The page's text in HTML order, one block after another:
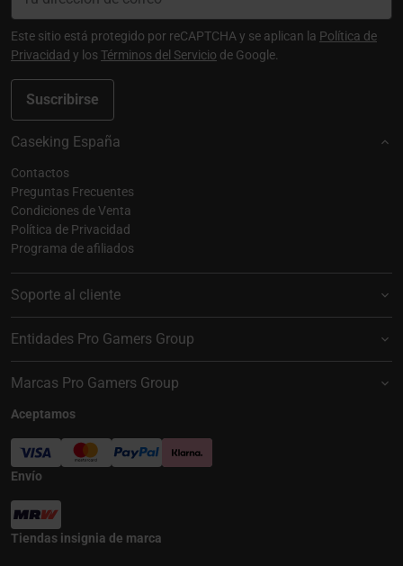
Suscribirse
Este sitio está protegido por reCAPTCHA y se aplican la Política de
Privacidad y losTérminos del Servicio de Google.
Caseking España
Contactos
Preguntas Frecuentes
Condiciones de Venta
Política de Privacidad
Programa de afiliados
Soporte al cliente
Entidades Pro Gamers Group
Marcas Pro Gamers Group
Aceptamos
Envío
Tiendas insignia de marca